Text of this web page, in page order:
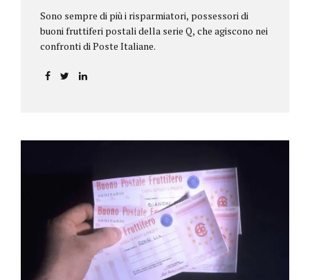
Sono sempre di più i risparmiatori, possessori di
buoni fruttiferi postali della serie Q, che agiscono nei
confronti di Poste Italiane.